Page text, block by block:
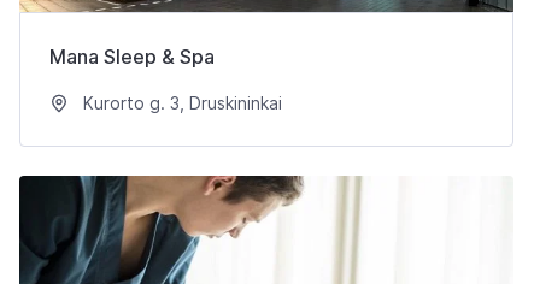
Mana Sleep & Spa
Kurorto g. 3, Druskininkai